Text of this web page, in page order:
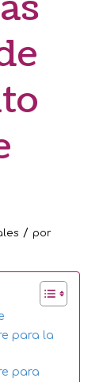
/ por
para la
para